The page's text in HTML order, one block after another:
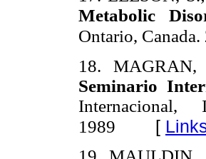
Metabolic
Ontario,
18.
Seminario
1989 [